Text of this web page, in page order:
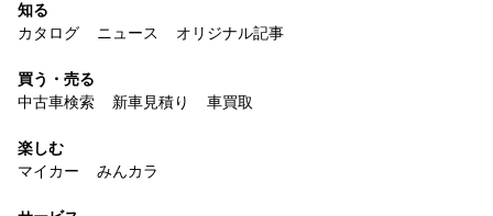
知る
カタログ
ニュース オリジナル記事
買う・売る
中古車検索
新車見積り 車買取
楽しむ
マイカー
みんカラ